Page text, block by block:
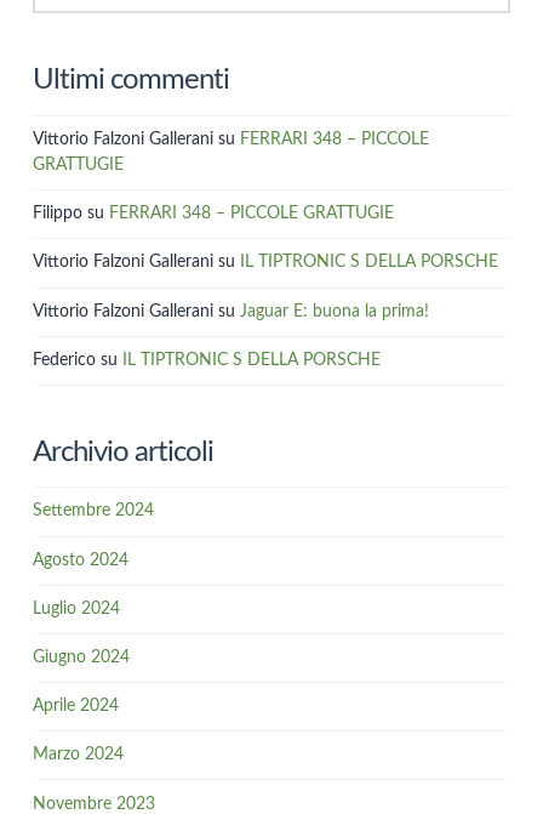
Ultimi commenti
Vittorio Falzoni Galleranisu FERRARI 348 – PICCOLE
GRATTUGIE
Filipposu FERRARI 348 – PICCOLE GRATTUGIE
Vittorio Falzoni Galleranisu IL TIPTRONIC S DELLA PORSCHE
Vittorio Falzoni Galleranisu Jaguar E: buona la prima!
Federicosu IL TIPTRONIC S DELLA PORSCHE
Archivio articoli
Settembre 2024
Agosto 2024
Luglio 2024
Giugno 2024
Aprile 2024
Marzo 2024
Novembre 2023